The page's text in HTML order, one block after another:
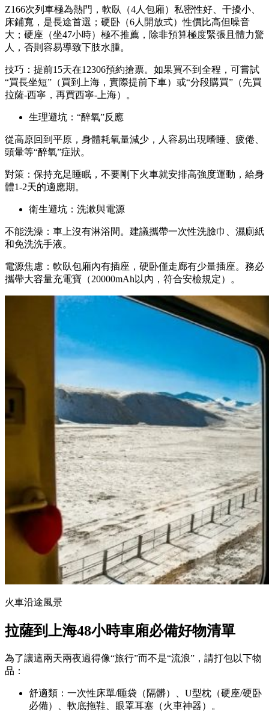
Z166次列車極為熱門，軟臥（4人包廂）私密性好、干擾小、
床鋪寬，是長途首選；硬卧（6人開放式）性價比高但噪音
大；硬座（坐47小時）極不推薦，除非預算極度緊張且體力驚
人，否則容易導致下肢水腫。
技巧：提前15天在12306預約搶票。如果買不到全程，可嘗試
“買長坐短”（買到上海，實際提前下車）或“分段購買”（先買
拉薩-西寧，再買西寧-上海）。
生理避坑：“醉氧”反應
從高原回到平原，身體耗氧量減少，人容易出現嗜睡、疲倦、
頭暈等“醉氧”症狀。
對策：保持充足睡眠，不要剛下火車就安排高強度運動，給身
體1-2天的適應期。
衛生避坑：洗漱與電源
不能洗澡：車上沒有淋浴間。建議攜帶一次性洗臉巾、濕廁紙
和免洗洗手液。
電源焦慮：軟臥包廂內有插座，硬卧僅走廊有少量插座。務必
攜帶大容量充電寶（20000mAh以內，符合安檢規定）。
火車沿途風景
拉薩到上海48小時車廂必備好物清單
為了讓這兩天兩夜過得像“旅行”而不是“流浪”，請打包以下物
品：
舒適類：一次性床單/睡袋（隔髒）、U型枕（硬座/硬卧
必備）、軟底拖鞋、眼罩耳塞（火車神器）。